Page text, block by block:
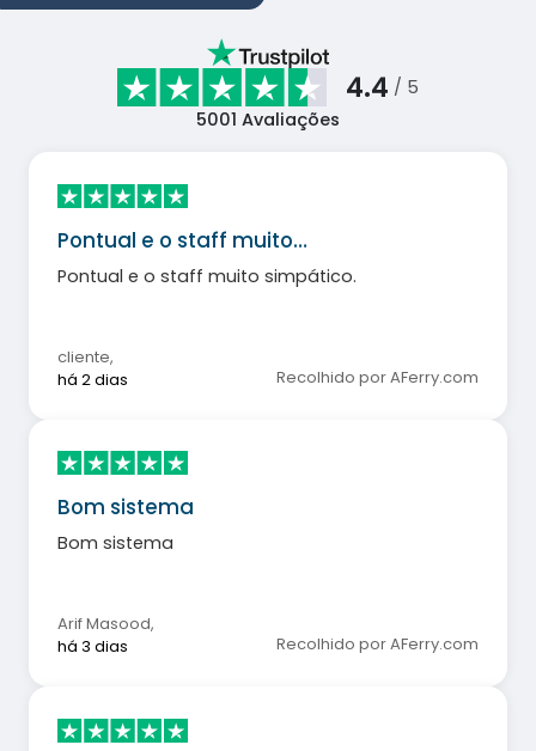
4.4 / 5
5001 Avaliações
Pontual e o staff muito…
Pontual e o staff muito simpático.
cliente,
há 2 dias
Recolhido por AFerry.com
Bom sistema
Bom sistema
Arif Masood,
há 3 dias
Recolhido por AFerry.com